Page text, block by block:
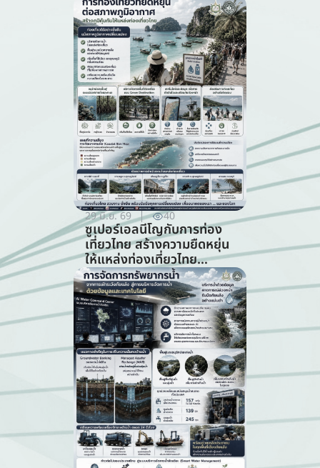
29 มิ.ย. 69 40
ซูเปอร์เอลนีโญกับการท่อง
เที่ยวไทย สร้างความยืดหยุ่น
ให้แหล่งท่องเที่ยวไทย
ท่ามกลางความท้าทายจาก
สภาพภูมิอากาศ (สาขาการ
ท่องเที่ยว)